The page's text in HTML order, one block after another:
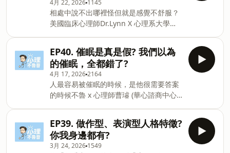
https://www.instagram.com/psych.bulutsao
總連結：https://portaly.cc/psych.blue
信箱:&nbsp;psych.blue.tsao@g
_______歡迎留下五星評論+問題，也可以
在下追蹤心理不魯曹的社群/平台。官方
IG：
https://www.instagram.com/psych.bulutsao
總連結：https://portaly.cc/psych.blue
信
箱:&nbsp;psych.blue.tsao@gmail.com
Powered by Firstory Hosting
4月 22, 2026 1145
相處中說不出哪裡怪但就是感覺不舒服？
美國臨床心理師Dr.Lynn X 心理系大學生
不舒服？🔹 面對惡意怎麼保持冷靜？🔹
脆上7-11阿嬤插隊事件的後續？_______若
你喜歡心理不魯曹，記得訂閱開啟小鈴鐺!
歡迎留下五星評論+問題，也可以在下追
蹤心理不魯曹的社群/平台。官方IG：
https://www.instagram.com/psych.bulutsao
總連結：https://portaly.cc/psych.blue
Powered by Firstory Hosting
EP40. 催眠是真是假? 我們以為
的催眠，全都錯了?
4月 17, 20262164
人最容易被催眠的時候，是他很需要答案
的時候不魯 x 心理師曹璿 (華心諮商中心
眠治療取向臨床心理師(新境心理治療所
所長🔹 舞台催眠是假的嗎？🔹 真正的催
眠是什麼？🔹 最危險的催眠_______若你喜
歡心理不魯曹，記得訂閱開啟小鈴鐺!歡迎
EP39. 做作型、表演型人格特徵?
你我身邊都有?
3月 24, 2026 1549